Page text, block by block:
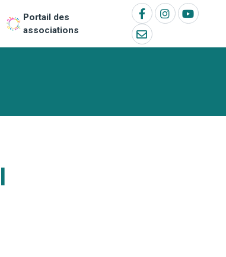
Portail des
associations